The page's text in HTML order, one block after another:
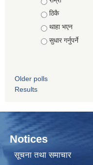
ठिकै
थाहा भएन
सुधार गर्नुपर्ने
Older polls
Results
Notices
सूचना तथा समाचार